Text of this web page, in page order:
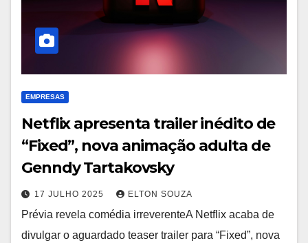
EMPRESAS
Netflix apresenta trailer inédito de
“Fixed”, nova animação adulta de
Genndy Tartakovsky
17 JULHO 2025 ELTON SOUZA
Prévia revela comédia irreverenteA Netflix acaba de
divulgar o aguardado teaser trailer para “Fixed”, nova